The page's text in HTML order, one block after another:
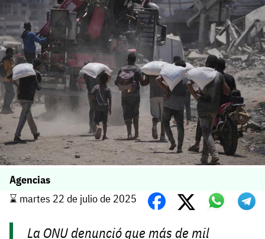
Agencias
⌛️ martes 22 de julio de 2025
La ONU denunció que más de mil